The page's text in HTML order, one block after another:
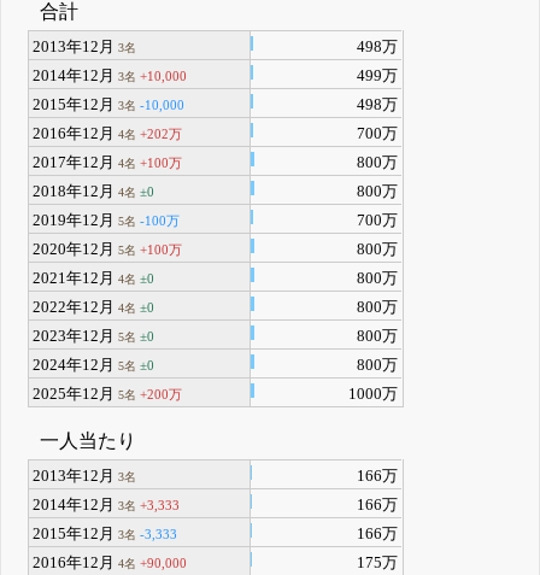
合計
2013年12月3名
498万
2014年12月3名 +10,000
499万
2015年12月3名 -10,000
498万
2016年12月4名 +202万
700万
2017年12月4名 +100万
800万
2018年12月4名 ±0
800万
2019年12月5名 -100万
700万
2020年12月5名 +100万
800万
2021年12月4名 ±0
800万
2022年12月4名 ±0
800万
2023年12月5名 ±0
800万
2024年12月5名 ±0
800万
2025年12月5名 +200万 1000万
一人当たり
2013年12月3名
166万
2014年12月3名 +3,333
166万
2015年12月3名 -3,333
166万
2016年12月4名 +90,000 175万